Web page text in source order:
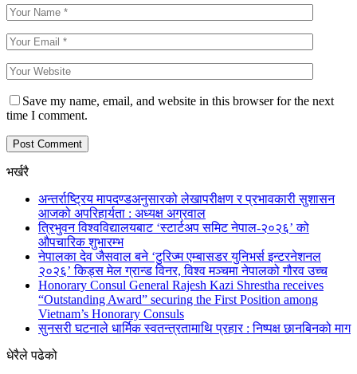
Save my name, email, and website in this browser for the next
time I comment.
भर्खरै
अन्तर्राष्ट्रिय मापदण्डअनुसारको लेखापरीक्षण र प्रभावकारी सुशासन
आजको अपरिहार्यता : अध्यक्ष अग्रवाल
त्रिभुवन विश्वविद्यालयबाट ‘स्टार्टअप समिट नेपाल-२०२६’ को
औपचारिक शुभारम्भ
नेपालका देव जैसवाल बने ‘टुरिज्म एम्बासडर युनिभर्स इन्टरनेशनल
२०२६’ किड्स मेल ग्रान्ड विनर, विश्व मञ्चमा नेपालको गौरव उच्च
Honorary Consul General Rajesh Kazi Shrestha receives
“Outstanding Award” securing the First Position among
Vietnam’s Honorary Consuls
सुनसरी घटनाले धार्मिक स्वतन्त्रतामाथि प्रहार : निष्पक्ष छानबिनको माग
धेरैले पढेको